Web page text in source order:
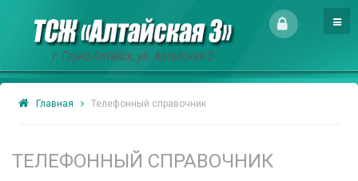
Главная Телефонный справочник
ТЕЛЕФОННЫЙ СПРАВОЧНИК